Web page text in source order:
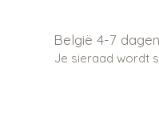
België 4-7
Je sieraad wordt